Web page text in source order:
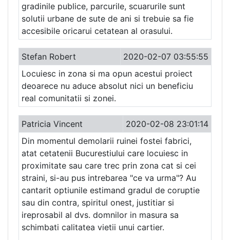
gradinile publice, parcurile, scuarurile sunt
solutii urbane de sute de ani si trebuie sa fie
accesibile oricarui cetatean al orasului.
Stefan Robert
2020-02-07 03:55:55
Locuiesc in zona si ma opun acestui proiect
deoarece nu aduce absolut nici un beneficiu
real comunitatii si zonei.
Patricia Vincent
2020-02-08 23:01:14
Din momentul demolarii ruinei fostei fabrici,
atat cetatenii Bucurestiului care locuiesc in
proximitate sau care trec prin zona cat si cei
straini, si-au pus intrebarea "ce va urma"? Au
cantarit optiunile estimand gradul de coruptie
sau din contra, spiritul onest, justitiar si
ireprosabil al dvs. domnilor in masura sa
schimbati calitatea vietii unui cartier.